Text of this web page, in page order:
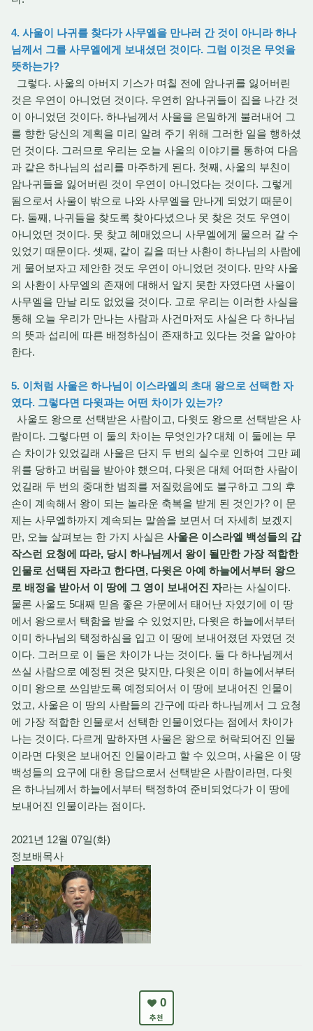
4. 사울이 나귀를 찾다가 사무엘을 만나러 간 것이 아니라 하나
님께서 그를 사무엘에게 보내셨던 것이다. 그럼 이것은 무엇을
뜻하는가?
그렇다. 사울의 아버지 기스가 며칠 전에 암나귀를 잃어버린
것은 우연이 아니었던 것이다. 우연히 암나귀들이 집을 나간 것
이 아니었던 것이다. 하나님께서 사울을 은밀하게 불러내어 그
를 향한 당신의 계획을 미리 알려 주기 위해 그러한 일을 행하셨
던 것이다. 그러므로 우리는 오늘 사울의 이야기를 통하여 다음
과 같은 하나님의 섭리를 마주하게 된다. 첫째, 사울의 부친이
암나귀들을 잃어버린 것이 우연이 아니었다는 것이다. 그렇게
됨으로서 사울이 밖으로 나와 사무엘을 만나게 되었기 때문이
다. 둘째, 나귀들을 찾도록 찾아다녔으나 못 찾은 것도 우연이
아니었던 것이다. 못 찾고 헤매었으니 사무엘에게 물으러 갈 수
있었기 때문이다. 셋째, 같이 길을 떠난 사환이 하나님의 사람에
게 물어보자고 제안한 것도 우연이 아니었던 것이다. 만약 사울
의 사환이 사무엘의 존재에 대해서 알지 못한 자였다면 사울이
사무엘을 만날 리도 없었을 것이다. 고로 우리는 이러한 사실을
통해 오늘 우리가 만나는 사람과 사건마저도 사실은 다 하나님
의 뜻과 섭리에 따른 배정하심이 존재하고 있다는 것을 알아야
한다.
5. 이처럼 사울은 하나님이 이스라엘의 초대 왕으로 선택한 자
였다. 그렇다면 다윗과는 어떤 차이가 있는가?
사울도 왕으로 선택받은 사람이고, 다윗도 왕으로 선택받은 사
람이다. 그렇다면 이 둘의 차이는 무엇인가? 대체 이 둘에는 무
슨 차이가 있었길래 사울은 단지 두 번의 실수로 인하여 그만 폐
위를 당하고 버림을 받아야 했으며, 다윗은 대체 어떠한 사람이
었길래 두 번의 중대한 범죄를 저질렀음에도 불구하고 그의 후
손이 계속해서 왕이 되는 놀라운 축복을 받게 된 것인가? 이 문
제는 사무엘하까지 계속되는 말씀을 보면서 더 자세히 보겠지
만, 오늘 살펴보는 한 가지 사실은 사울은 이스라엘 백성들의 갑
작스런 요청에 따라, 당시 하나님께서 왕이 될만한 가장 적합한
인물로 선택된 자라고 한다면, 다윗은 아예 하늘에서부터 왕으
로 배정을 받아서 이 땅에 그 영이 보내어진 자라는 사실이다.
물론 사울도 5대째 믿음 좋은 가문에서 태어난 자였기에 이 땅
에서 왕으로서 택함을 받을 수 있었지만, 다윗은 하늘에서부터
이미 하나님의 택정하심을 입고 이 땅에 보내어졌던 자였던 것
이다. 그러므로 이 둘은 차이가 나는 것이다. 둘 다 하나님께서
쓰실 사람으로 예정된 것은 맞지만, 다윗은 이미 하늘에서부터
이미 왕으로 쓰임받도록 예정되어서 이 땅에 보내어진 인물이
었고, 사울은 이 땅의 사람들의 간구에 따라 하나님께서 그 요청
에 가장 적합한 인물로서 선택한 인물이었다는 점에서 차이가
나는 것이다. 다르게 말하자면 사울은 왕으로 허락되어진 인물
이라면 다윗은 보내어진 인물이라고 할 수 있으며, 사울은 이 땅
백성들의 요구에 대한 응답으로서 선택받은 사람이라면, 다윗
은 하나님께서 하늘에서부터 택정하여 준비되었다가 이 땅에
보내어진 인물이라는 점이다.
2021년 12월 07일(화)
정보배목사
0
추천